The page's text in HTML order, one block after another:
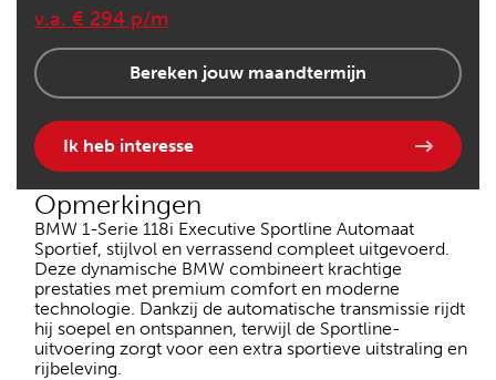
v.a. € 294 p/m
Bereken jouw maandtermijn
Ik heb interesse
Opmerkingen
BMW 1-Serie 118i Executive Sportline Automaat
Sportief, stijlvol en verrassend compleet uitgevoerd.
Deze dynamische BMW combineert krachtige
prestaties met premium comfort en moderne
technologie. Dankzij de automatische transmissie rijdt
hij soepel en ontspannen, terwijl de Sportline-
uitvoering zorgt voor een extra sportieve uitstraling en
rijbeleving.